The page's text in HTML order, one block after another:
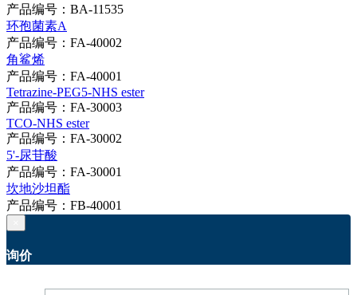
产品编号：BA-11535
环孢菌素A
产品编号：FA-40002
角鲨烯
产品编号：FA-40001
Tetrazine-PEG5-NHS ester
产品编号：FA-30003
TCO-NHS ester
产品编号：FA-30002
5'-尿苷酸
产品编号：FA-30001
坎地沙坦酯
产品编号：FB-40001
询价